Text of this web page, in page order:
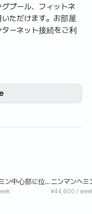
プール、フィットネ
ただけます。お部屋
ーネット接続をご利
り
間住んでみません
ン中心部に位
ンション＃ワン
ニンマンヘ
置する高級マ
¥44,600 /